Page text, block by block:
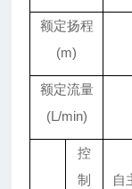
额定扬程
(m)
额定流量
(L/min)
控
制
自